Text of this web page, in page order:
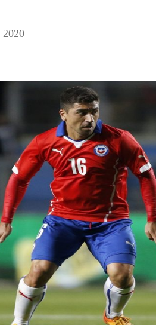
Chilena
de Chile
en medios
2020